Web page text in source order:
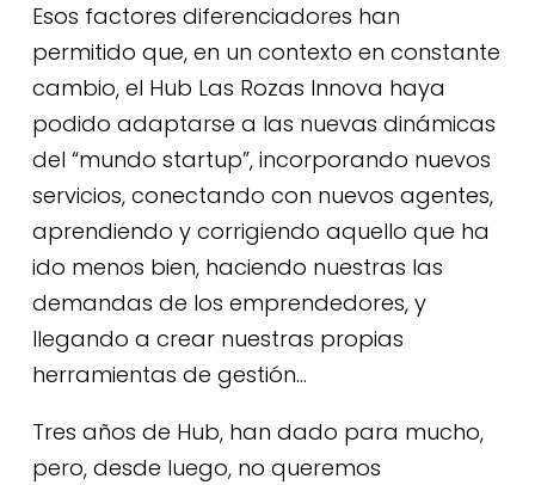
Esos factores diferenciadores han
permitido que, en un contexto en constante
cambio, el Hub Las Rozas Innova haya
podido adaptarse a las nuevas dinámicas
del “mundo startup”, incorporando nuevos
servicios, conectando con nuevos agentes,
aprendiendo y corrigiendo aquello que ha
ido menos bien, haciendo nuestras las
demandas de los emprendedores, y
llegando a crear nuestras propias
herramientas de gestión…
Tres años de Hub, han dado para mucho,
pero, desde luego, no queremos